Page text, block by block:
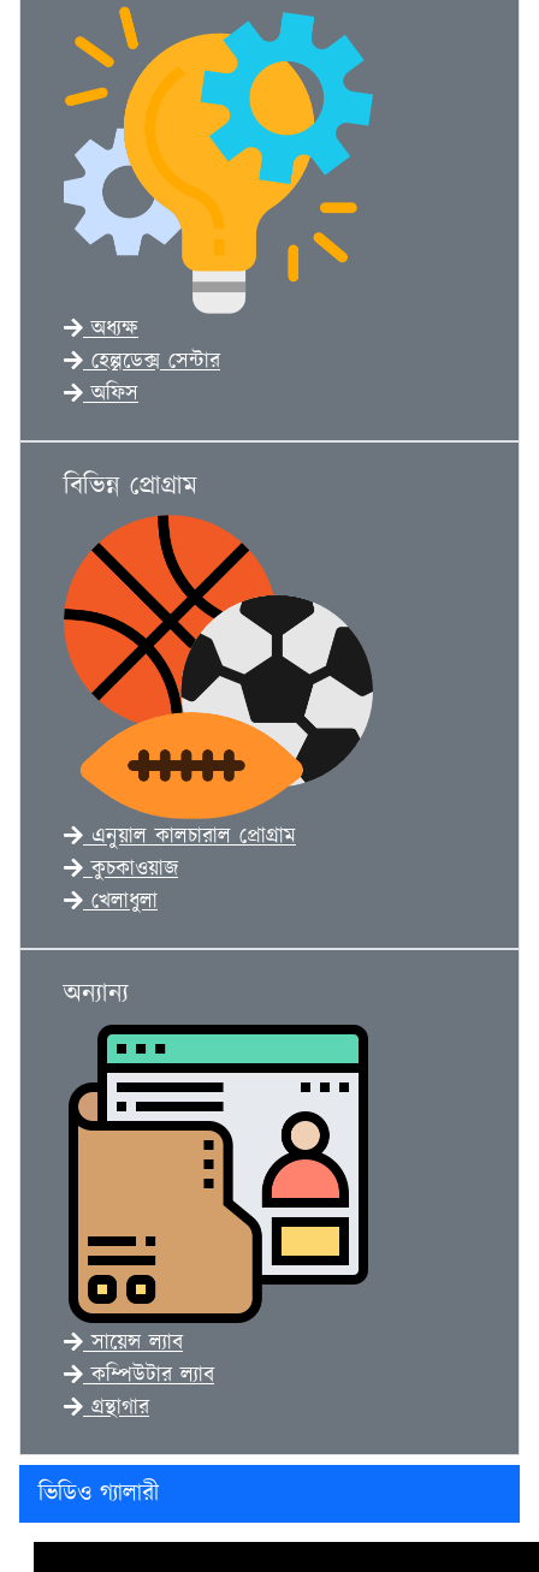
অধ্যক্ষ
হেল্পডেক্স সেন্টার
অফিস
বিভিন্ন প্রোগ্রাম
এনুয়াল কালচারাল প্রোগ্রাম
কুচকাওয়াজ
খেলাধুলা
অন্যান্য
সায়েন্স ল্যাব
কম্পিউটার ল্যাব
গ্রন্থাগার
ভিডিও গ্যালারী